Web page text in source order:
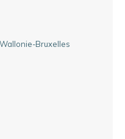
Bruxelles